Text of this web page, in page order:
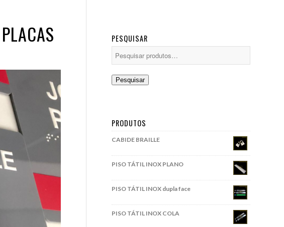
PESQUISAR
Pesquisar
PRODUTOS
CABIDE BRAILLE
PISO TÁTIL INOX PLANO
PISO TÁTIL INOX dupla face
PISO TÁTIL INOX COLA